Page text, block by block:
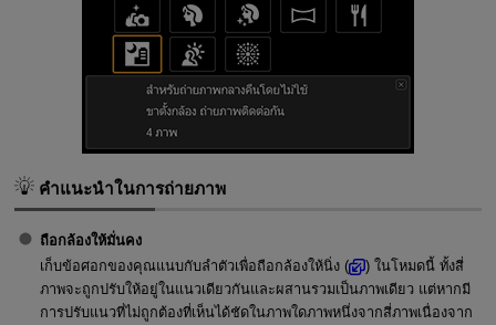
คำแนะนำในการถ่ายภาพ
ถือกล้องให้มั่นคง
เก็บข้อศอกของคุณแนบกับลำตัวเพื่อถือกล้องให้นิ่ง (
) ในโหมดนี้ ทั้งสี่
ภาพจะถูกปรับให้อยู่ในแนวเดียวกันและผสานรวมเป็นภาพเดียว แต่หากมี
การปรับแนวที่ไม่ถูกต้องที่เห็นได้ชัดในภาพใดภาพหนึ่งจากสี่ภาพเนื่องจาก